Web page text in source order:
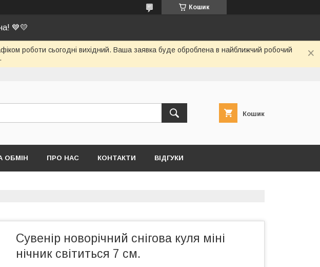
Кошик
💙💛
роботи сьогодні вихідний. Ваша заявка буде оброблена в найближчий робочий
Кошик
ОБМІН ПРО НАС КОНТАКТИ ВІДГУКИ
Сувенір новорічний снігова куля міні
нічник світиться 7 см.